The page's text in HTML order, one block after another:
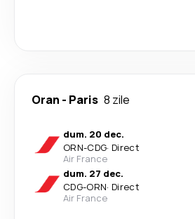
Oran - Paris 8 zile
dum. 20 dec.
ORN-CDG· Direct
Air France
dum. 27 dec.
CDG-ORN· Direct
Air France